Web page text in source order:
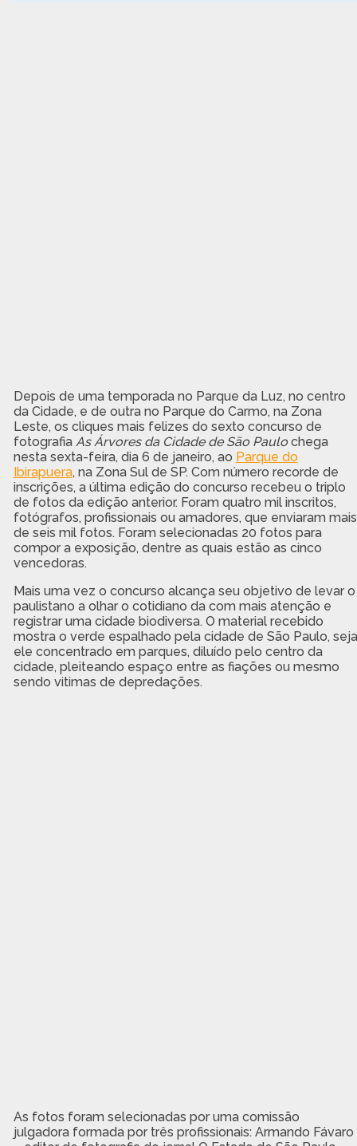
Depois de uma temporada no Parque da Luz, no centro
da Cidade, e de outra no Parque do Carmo, na Zona
Leste, os cliques mais felizes do sexto concurso de
fotografia As Árvores da Cidade de São Paulochega
nesta sexta-feira, dia 6 de janeiro, ao Parque do
Ibirapuera, na Zona Sul de SP. Com número recorde de
inscrições, a última edição do concurso recebeu o triplo
de fotos da edição anterior. Foram quatro mil inscritos,
fotógrafos, profissionais ou amadores, que enviaram mais
de seis mil fotos. Foram selecionadas 20 fotos para
compor a exposição, dentre as quais estão as cinco
vencedoras.
Mais uma vez o concurso alcança seu objetivo de levar o
paulistano a olhar o cotidiano da com mais atenção e
registrar uma cidade biodiversa. O material recebido
mostra o verde espalhado pela cidade de São Paulo, seja
ele concentrado em parques, diluído pelo centro da
cidade, pleiteando espaço entre as fiações ou mesmo
sendo vitimas de depredações.
As fotos foram selecionadas por uma comissão
julgadora formada por três profissionais: Armando Fávaro